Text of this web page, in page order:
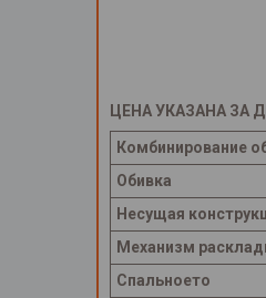
ЦЕНА УКАЗАНА
Комбинирование
Обивка
Несущая
Механизм
Спальноето